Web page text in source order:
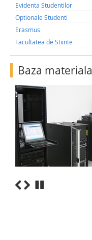
Evidenta Studentilor
Optionale Studenti
Erasmus
Facultatea de Stiinte
Baza materiala